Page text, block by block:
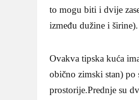
to mogu biti i dvije
između dužine i širine).
Ovakva tipska kuća
obično zimski stan)
prostorije.Prednje su